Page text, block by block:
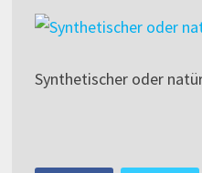
Synthetischer oder